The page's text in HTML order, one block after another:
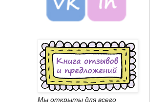
Мы открыты для всего